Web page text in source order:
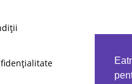
PROTO41